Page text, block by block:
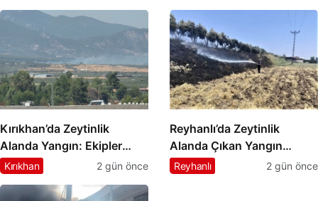
Kırıkhan’da Zeytinlik
Alanda Yangın: Ekipler
Alevlere Müdahale Ediyor
Kırıkhan 2 gün önce
Reyhanlı’da Zeytinlik
Alanda Çıkan Yangın
Kontrol Altına Alındı
Reyhanlı 2 gün önce